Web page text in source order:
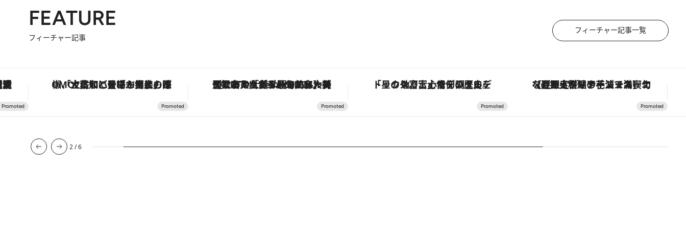
FEATURE
フィーチャー記事
フィーチャー記事一覧
「土佐和ハーブかき氷」がOMO7高知に登場！生姜、山椒、大葉など目にも舌にも涼を呼ぶ郷土の味 【銀座で出合う最旬美容】美髪ケアや上質な眠り…セルフケアのアップデートから、特別な名入れギフトまで。大人のための「ReFa GINZA」クルーズ 「星のや富士」でデジタルデトックス。冨士信仰の歴史を辿り、心身を調える。 【夏限定ディナーコース】旬を迎える稚鮎や花ズッキーニなどをイタリア・トスカーナの郷土料理の手法で満喫！
3/6